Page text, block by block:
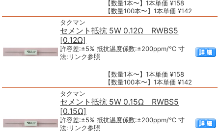
【数量1本〜】1本単価 ¥158
【数量100本〜】1本単価 ¥142
タクマン
セメント抵抗 5W 0.12Ω RWBS5
[0.12Ω]
許容差:±5% 抵抗温度係数:±200ppm/℃ 寸
法:リンク参照
【数量1本〜】1本単価 ¥158
【数量100本〜】1本単価 ¥142
タクマン
セメント抵抗 5W 0.15Ω RWBS5
[0.15Ω]
許容差:±5% 抵抗温度係数:±200ppm/℃ 寸
法:リンク参照